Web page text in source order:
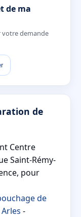
de ma
votre demande
de
Centre
Saint-Rémy-
pour
de
-